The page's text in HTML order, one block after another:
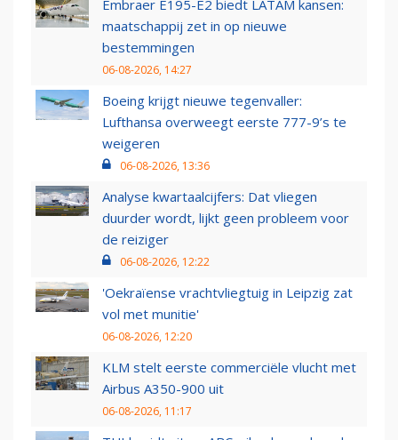
Embraer E195-E2 biedt LATAM kansen:
maatschappij zet in op nieuwe
bestemmingen
06-08-2026, 14:27
Boeing krijgt nieuwe tegenvaller:
Lufthansa overweegt eerste 777-9’s te
weigeren
06-08-2026, 13:36
Analyse kwartaalcijfers: Dat vliegen
duurder wordt, lijkt geen probleem voor
de reiziger
06-08-2026, 12:22
'Oekraïense vrachtvliegtuig in Leipzig zat
vol met munitie'
06-08-2026, 12:20
KLM stelt eerste commerciële vlucht met
Airbus A350-900 uit
06-08-2026, 11:17